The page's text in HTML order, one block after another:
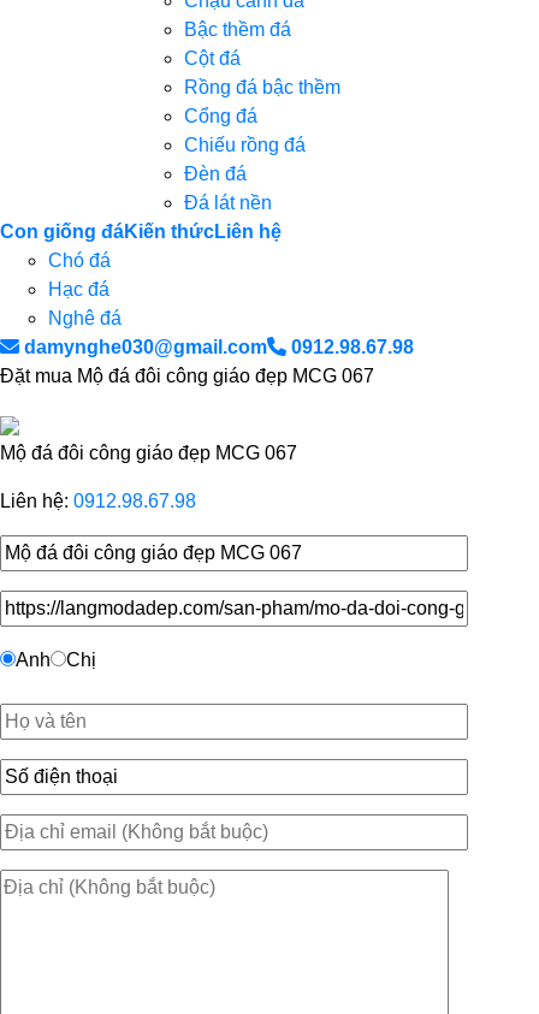
Bậc thềm đá
Cột đá
Rồng đá bậc thềm
Cổng đá
Chiếu rồng đá
Đèn đá
Đá lát nền
Con giống đá
Chó đá
Hạc đá
Nghê đá
Kiến thứcLiên hệ
damynghe030@gmail.com
0912.98.67.98
Đặt mua Mộ đá đôi công giáo đẹp MCG 067
Mộ đá đôi công giáo đẹp MCG 067
Liên hệ: 0912.98.67.98
Anh Chị